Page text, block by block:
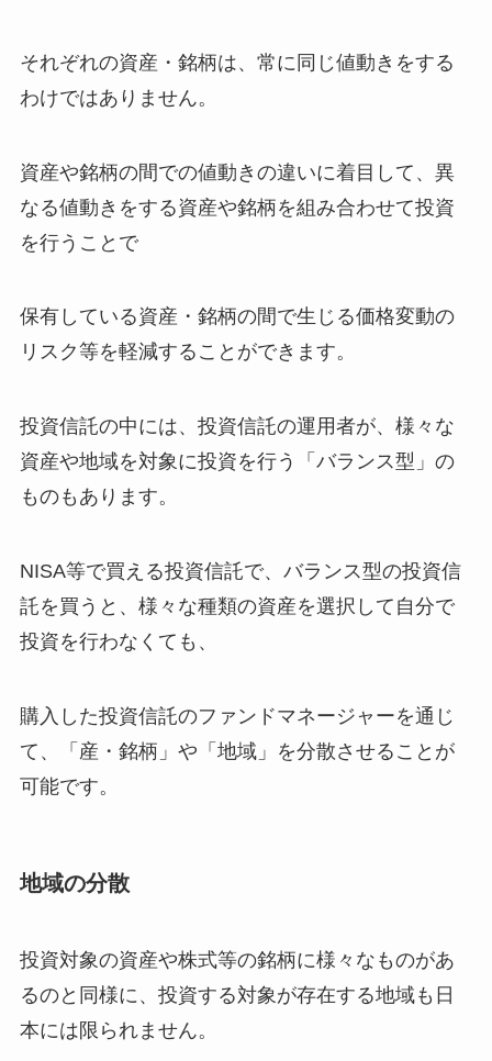
それぞれの資産・銘柄は、常に同じ値動きをする
わけではありません。
資産や銘柄の間での値動きの違いに着目して、異
なる値動きをする資産や銘柄を組み合わせて投資
を行うことで
保有している資産・銘柄の間で生じる価格変動の
リスク等を軽減することができます。
投資信託の中には、投資信託の運用者が、様々な
資産や地域を対象に投資を行う「バランス型」の
ものもあります。
NISA等で買える投資信託で、バランス型の投資信
託を買うと、様々な種類の資産を選択して自分で
投資を行わなくても、
購入した投資信託のファンドマネージャーを通じ
て、「産・銘柄」や「地域」を分散させることが
可能です。
地域の分散
投資対象の資産や株式等の銘柄に様々なものがあ
るのと同様に、投資する対象が存在する地域も日
本には限られません。